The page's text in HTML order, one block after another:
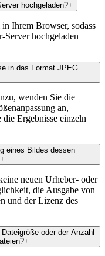
hochgeladen?+
Ihrem Browser, sodass
Server hochgeladen
in das Format JPEG
wenden Sie die
an,
Ergebnisse einzeln
eines Bildes dessen
+
neuen Urheber- oder
die Ausgabe von
und der Lizenz des
oder der Anzahl
+